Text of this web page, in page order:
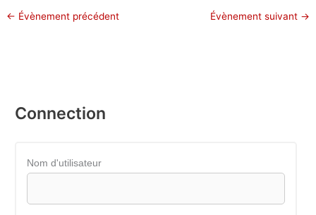
← Évènement précédent Évènement suivant →
Connection
Nom d'utilisateur